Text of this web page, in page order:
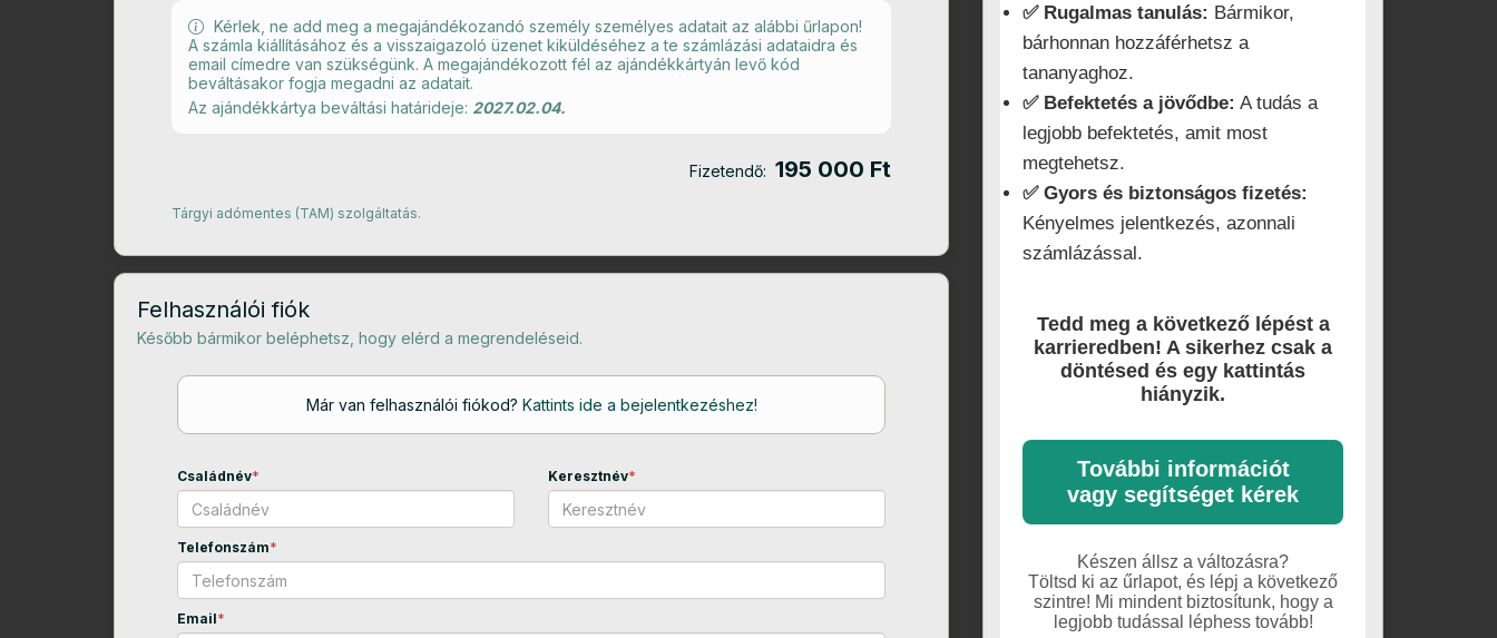
Kérlek, ne add meg a megajándékozandó személy személyes adatait az alábbi űrlapon!
A számla kiállításához és a visszaigazoló üzenet kiküldéséhez a te számlázási adataidra és
email címedre van szükségünk. A megajándékozott fél az ajándékkártyán levő kód
beváltásakor fogja megadni az adatait.
Az ajándékkártya beváltási határideje: 2027.02.04.
Fizetendő:195 000 Ft
Tárgyi adómentes (TAM) szolgáltatás.
Felhasználói fiók
Később bármikor beléphetsz, hogy elérd a megrendeléseid.
Már van felhasználói fiókod? Kattints ide a bejelentkezéshez!
Családnév* Keresztnév*
Telefonszám*
Email*
✅ Rugalmas tanulás: Bármikor,
bárhonnan hozzáférhetsz a
tananyaghoz.
✅ Befektetés a jövődbe: A tudás a
legjobb befektetés, amit most
megtehetsz.
✅ Gyors és biztonságos fizetés:
Kényelmes jelentkezés, azonnali
számlázással.
Tedd meg a következő lépést a
karrieredben! A sikerhez csak a
döntésed és egy kattintás
hiányzik.
További információt
vagy segítséget kérek
Készen állsz a változásra?
Töltsd ki az űrlapot, és lépj a következő
szintre! Mi mindent biztosítunk, hogy a
legjobb tudással léphess tovább!